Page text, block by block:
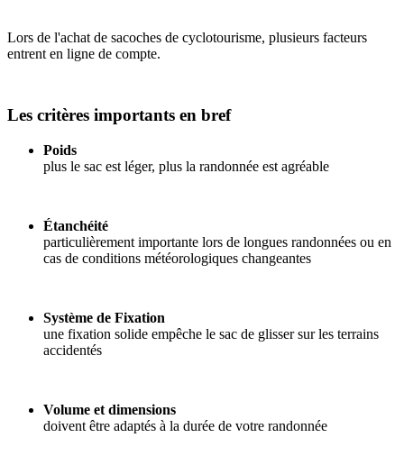
Lors de l'achat de sacoches de cyclotourisme, plusieurs facteurs
entrent en ligne de compte.
Les critères importants en bref
Poids
plus le sac est léger, plus la randonnée est agréable
Étanchéité
particulièrement importante lors de longues randonnées ou en
cas de conditions météorologiques changeantes
Système de Fixation
une fixation solide empêche le sac de glisser sur les terrains
accidentés
Volume et dimensions
doivent être adaptés à la durée de votre randonnée